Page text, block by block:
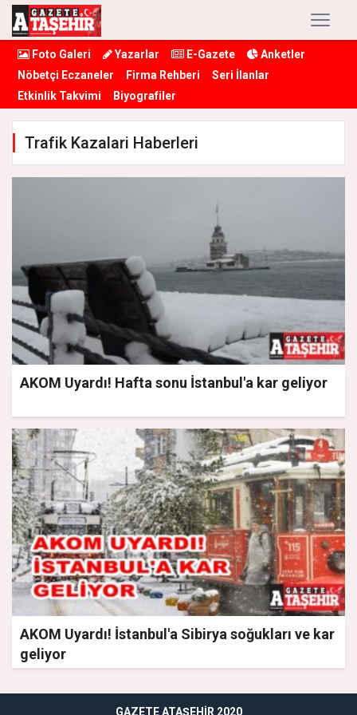
Foto Galeri Yazarlar E-Gazete
Anketler
Nöbetçi Eczaneler
Firma Rehberi
Seri İlanlar
Etkinlik Takvimi
Biyografiler
Trafik Kazalari Haberleri
AKOM Uyardı! Hafta sonu İstanbul'a kar geliyor
AKOM Uyardı! İstanbul'a Sibirya soğukları ve kar
geliyor
GAZETE ATAŞEHIR 2020